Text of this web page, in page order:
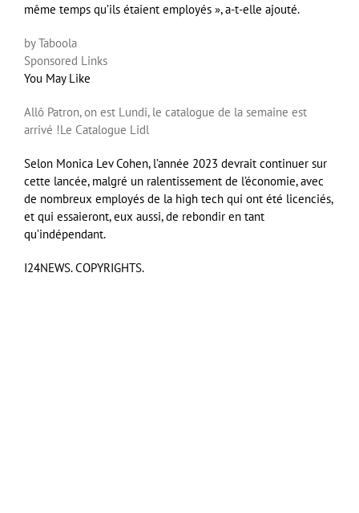
même temps qu’ils étaient employés », a-t-elle ajouté.
by Taboola
Sponsored Links
You May Like
Allô Patron, on est Lundi, le catalogue de la semaine est
arrivé !Le Catalogue Lidl
Selon Monica Lev Cohen, l’année 2023 devrait continuer sur
cette lancée, malgré un ralentissement de l’économie, avec
de nombreux employés de la high tech qui ont été licenciés,
et qui essaieront, eux aussi, de rebondir en tant
qu’indépendant.
I24NEWS. COPYRIGHTS.